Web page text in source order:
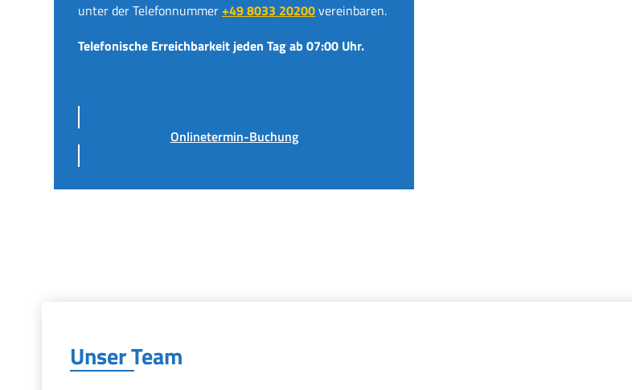
unter der Telefonnummer+49 8033 20200vereinbaren.
Telefonische Erreichbarkeit jeden Tag ab 07:00 Uhr.
Onlinetermin-Buchung
Unser Team